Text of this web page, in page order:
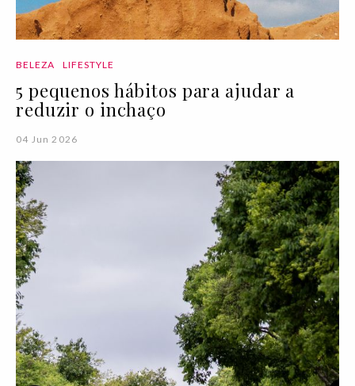
BELEZA LIFESTYLE
5 pequenos hábitos para ajudar a
reduzir o inchaço
04 Jun 2026